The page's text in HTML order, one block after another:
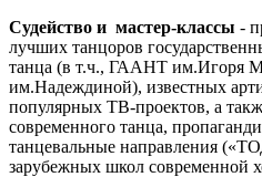
Судейство и мастер-классы -
лучших танцоров
танца (в т.ч., ГААНТ им.Игоря
им.Надеждиной), известных
популярных ТВ-проектов, а
современного танца,
танцевальные направления
зарубежных школ современной